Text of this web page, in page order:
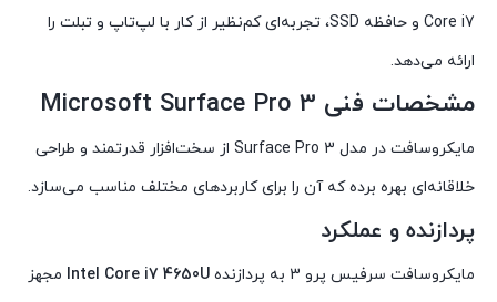
Core i7 و حافظه SSD، تجربه‌ای کم‌نظیر از کار با لپ‌تاپ و تبلت را
ارائه می‌دهد.
مشخصات فنی Microsoft Surface Pro 3
مایکروسافت در مدل Surface Pro 3 از سخت‌افزار قدرتمند و طراحی
خلاقانه‌ای بهره برده که آن را برای کاربردهای مختلف مناسب می‌سازد.
پردازنده و عملکرد
مایکروسافت سرفیس پرو 3 به پردازنده Intel Core i7 4650U
مجهز